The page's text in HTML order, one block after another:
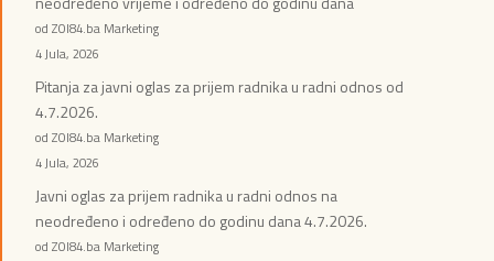
od ZOI84.ba Marketing
4 Jula, 2026
Pitanja za javni oglas za prijem radnika u radni odnos od
4.7.2026.
od ZOI84.ba Marketing
4 Jula, 2026
Javni oglas za prijem radnika u radni odnos na
neodređeno i određeno do godinu dana 4.7.2026.
od ZOI84.ba Marketing